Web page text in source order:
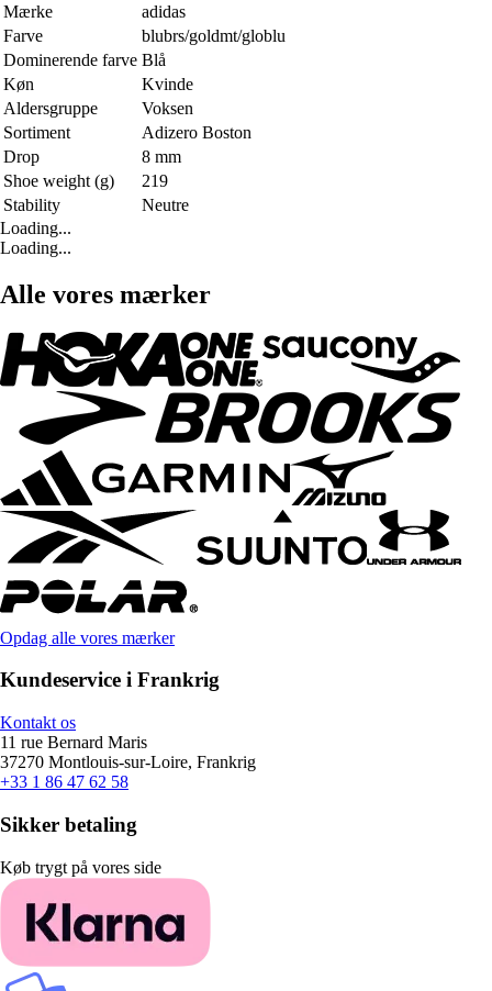
Mærke
adidas
Farve
blubrs/goldmt/globlu
Dominerende farve Blå
Køn
Kvinde
Aldersgruppe
Voksen
Sortiment
Adizero Boston
Drop
8 mm
Shoe weight (g)
219
Stability
Neutre
Loading...
Loading...
Alle vores mærker
Opdag alle vores mærker
Kundeservice i Frankrig
Kontakt os
11 rue Bernard Maris
37270 Montlouis-sur-Loire, Frankrig
+33 1 86 47 62 58
Sikker betaling
Køb trygt på vores side